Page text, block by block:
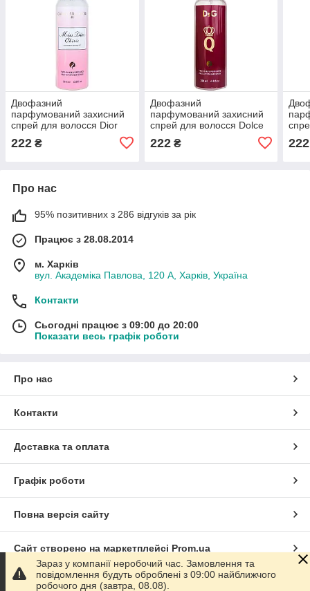
Двофазний
парфумований захисний
спрей для волосся Dior
Miss Dior Cherie Blooming
Bouquet Exclusive EURO
222 ₴
Двофазний
парфумований захисний
спрей для волосся Dolce
EURO 200 мл
222₴ 222
Про нас
95% позитивних з 286 відгуків за рік
Працює з 28.08.2014
м. Харків
вул. Академіка Павлова, 120 А, Харків, Україна
Контакти
Сьогодні працює з 09:00 до 20:00
Показати весь графік роботи
Про нас
Контакти
Доставка та оплата
Графік роботи
Повна версія сайту
Сайт створено на маркетплейсі Prom.ua
Політика конфіденційності
Зараз у компанії неробочий час. Замовлення та
повідомлення будуть оброблені з 09:00 найближчого
робочого дня (завтра, 08.08).